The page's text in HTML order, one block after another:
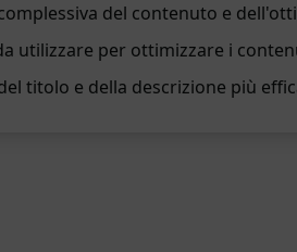
del contenuto e
utilizzare per ottimizzare i
titolo e della descrizione più